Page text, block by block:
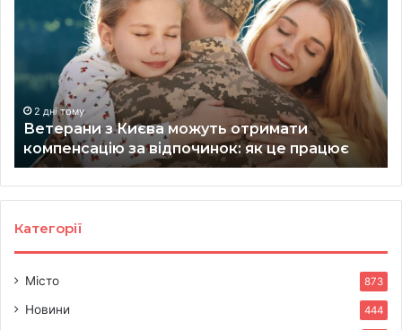
Києва
можуть
компенсацію
відпочинок:
це
працює
2 дні тому
Ветерани з Києва можуть отримати
компенсацію за відпочинок: як це працює
Категорії
Місто 873
Новини 444